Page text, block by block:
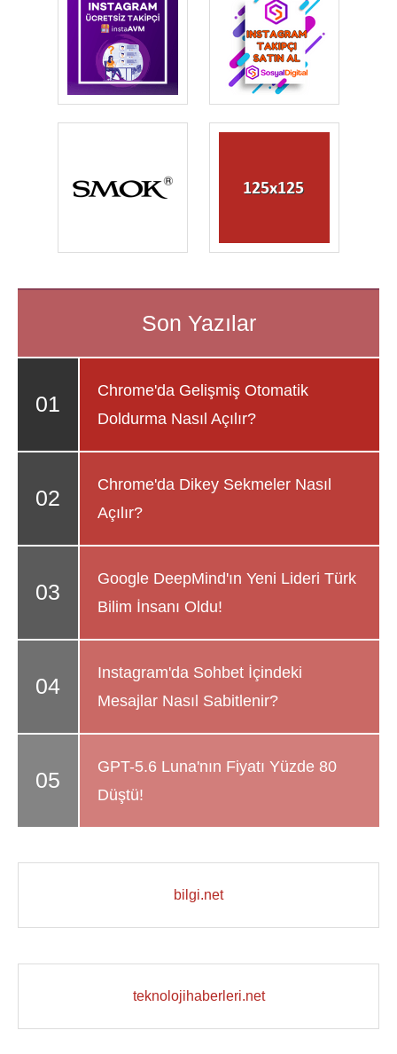
Chrome'da Gelişmiş Otomatik
Doldurma Nasıl Açılır?
Chrome'da Dikey Sekmeler Nasıl
Açılır?
Google DeepMind'ın Yeni Lideri Türk
Bilim İnsanı Oldu!
Instagram'da Sohbet İçindeki
Mesajlar Nasıl Sabitlenir?
GPT-5.6 Luna'nın Fiyatı Yüzde 80
Düştü!
bilgi.net
teknolojihaberleri.net